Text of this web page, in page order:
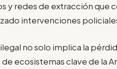
y redes de extracción que
intervenciones
no solo implica la
ecosistemas clave de la